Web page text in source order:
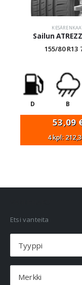
Sailun
155/80 R13
D B
53,09
4 kpl:
Etsi vanteita
Tyyppi
Merkki